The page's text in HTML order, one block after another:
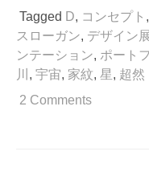
む
ロ
Tagged D, コンセプト ,
スローガン, デザイン
ンテーション, ポート
川 , 宇宙, 家紋, 星, 超然
2 Comments